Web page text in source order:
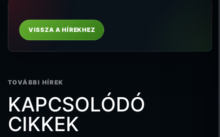
VISSZA A HÍREKHEZ
TOVÁBBI HÍREK
KAPCSOLÓDÓ
CIKKEK